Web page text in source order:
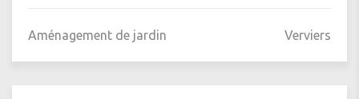
Aménagement de jardin Verviers